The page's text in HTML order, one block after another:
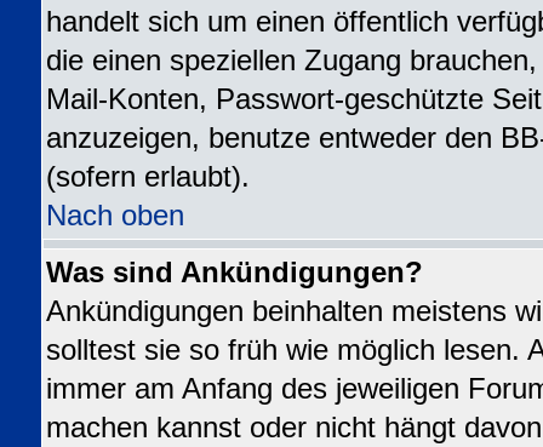
handelt sich um einen öffentlich
die einen speziellen Zugang
Mail-Konten, Passwort-geschützte
anzuzeigen, benutze entweder den
(sofern erlaubt).
Nach oben
Was sind Ankündigungen?
Ankündigungen beinhalten meistens
solltest sie so früh wie möglich lesen.
immer am Anfang des jeweiligen
machen kannst oder nicht hängt